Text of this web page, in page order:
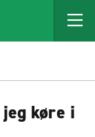
køre i